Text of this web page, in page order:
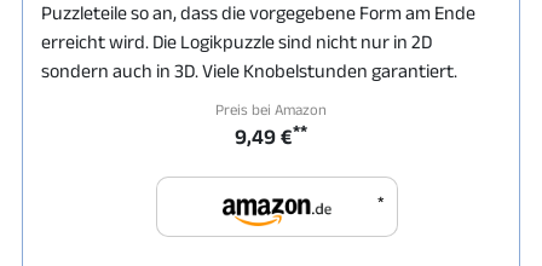
Puzzleteile so an, dass die vorgegebene Form am Ende
erreicht wird. Die Logikpuzzle sind nicht nur in 2D
sondern auch in 3D. Viele Knobelstunden garantiert.
Preis bei Amazon
9,49 €**
*